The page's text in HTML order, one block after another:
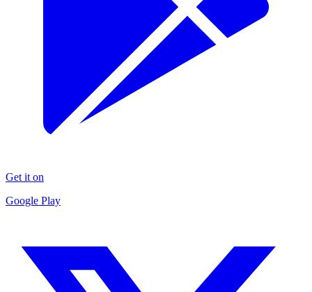
Get it on
Google Play